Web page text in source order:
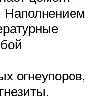
Наполнением
огнеупоров,